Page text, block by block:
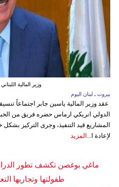
وزير المالية
بيروت ـ لبنان اليوم
عقد وزير المالية ياسين جابر اجتماعاً
الدولي انريكي ارماس حضره فريق من
لإعادة ا... المزيد
ماغي بوغصن تكشف تطور
طفولتها وتجاربها